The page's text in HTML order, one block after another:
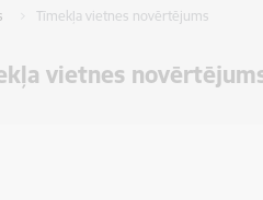
Tīmekļa vietnes novērtējums
vietnes